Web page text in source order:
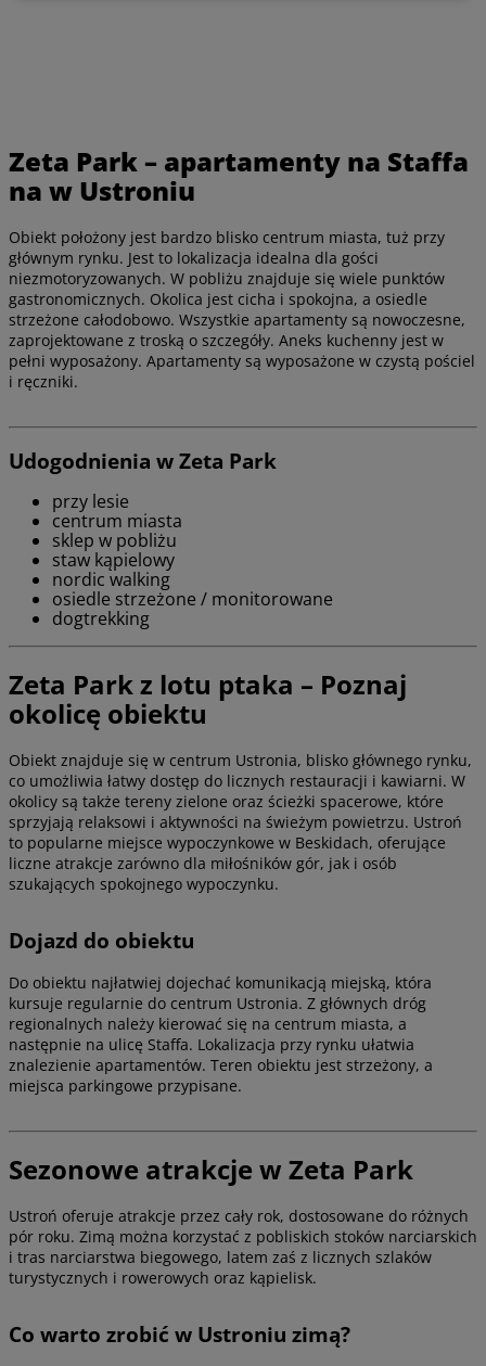
Zeta Park – apartamenty na Staffa
na w Ustroniu
Obiekt położony jest bardzo blisko centrum miasta, tuż przy
głównym rynku. Jest to lokalizacja idealna dla gości
niezmotoryzowanych. W pobliżu znajduje się wiele punktów
gastronomicznych. Okolica jest cicha i spokojna, a osiedle
strzeżone całodobowo. Wszystkie apartamenty są nowoczesne,
zaprojektowane z troską o szczegóły. Aneks kuchenny jest w
pełni wyposażony. Apartamenty są wyposażone w czystą pościel
i ręczniki.
Udogodnienia w Zeta Park
przy lesie
centrum miasta
sklep w pobliżu
staw kąpielowy
nordic walking
osiedle strzeżone / monitorowane
dogtrekking
Zeta Park z lotu ptaka – Poznaj
okolicę obiektu
Obiekt znajduje się w centrum Ustronia, blisko głównego rynku,
co umożliwia łatwy dostęp do licznych restauracji i kawiarni. W
okolicy są także tereny zielone oraz ścieżki spacerowe, które
sprzyjają relaksowi i aktywności na świeżym powietrzu. Ustroń
to popularne miejsce wypoczynkowe w Beskidach, oferujące
liczne atrakcje zarówno dla miłośników gór, jak i osób
szukających spokojnego wypoczynku.
Dojazd do obiektu
Do obiektu najłatwiej dojechać komunikacją miejską, która
kursuje regularnie do centrum Ustronia. Z głównych dróg
regionalnych należy kierować się na centrum miasta, a
następnie na ulicę Staffa. Lokalizacja przy rynku ułatwia
znalezienie apartamentów. Teren obiektu jest strzeżony, a
miejsca parkingowe przypisane.
Sezonowe atrakcje w Zeta Park
Ustroń oferuje atrakcje przez cały rok, dostosowane do różnych
pór roku. Zimą można korzystać z pobliskich stoków narciarskich
i tras narciarstwa biegowego, latem zaś z licznych szlaków
turystycznych i rowerowych oraz kąpielisk.
Co warto zrobić w Ustroniu zimą?